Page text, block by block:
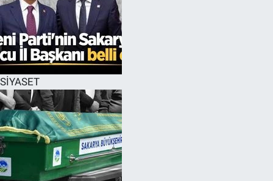
SİYASET